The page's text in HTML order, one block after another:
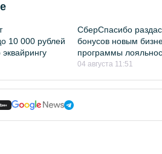
10 000 рублей
СберСпасибо
бонусов новым
программы
04 августа 11:51